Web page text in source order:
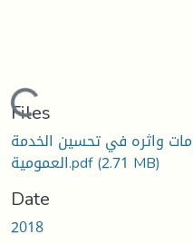
Loading...
Files
واثره في تحسين الخدمة
العمومية.pdf(2.71 MB)
Date
2018